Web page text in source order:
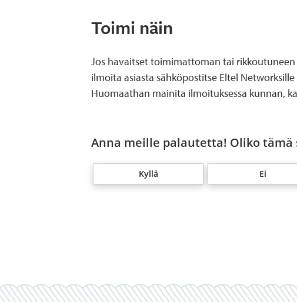
Toimi näin
Jos havaitset toimimattoman tai
ilmoita asiasta sähköpostitse Eltel
Huomaathan mainita ilmoituksessa kunnan,
Anna meille palautetta! Oliko
Kyllä Ei